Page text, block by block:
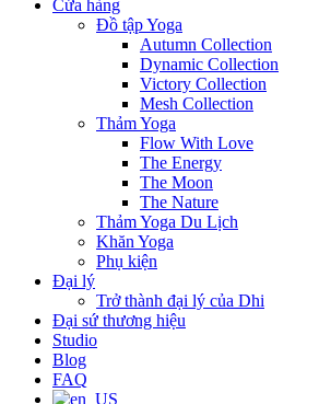
Cửa hàng
Đồ tập Yoga
Autumn Collection
Dynamic Collection
Victory Collection
Mesh Collection
Thảm Yoga
Flow With Love
The Energy
The Moon
The Nature
Thảm Yoga Du Lịch
Khăn Yoga
Phụ kiện
Đại lý
Trở thành đại lý của Dhi
Đại sứ thương hiệu
Studio
Blog
FAQ